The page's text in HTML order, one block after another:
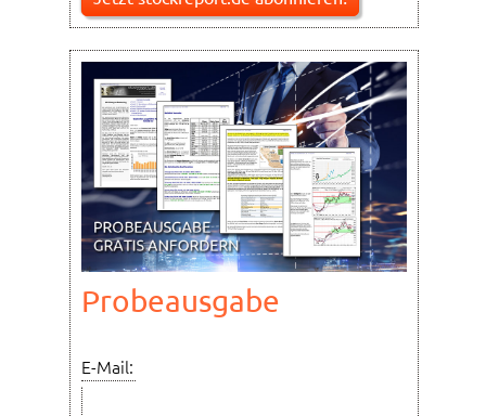
Probeausgabe
E-Mail: